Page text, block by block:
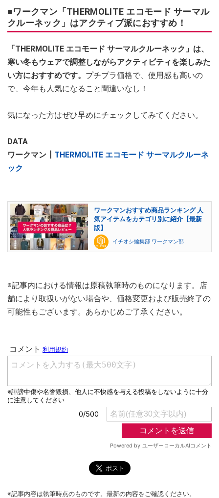
■ワークマン「THERMOLITE エコモード サーマル
クルーネック」はアクティブ派におすすめ！
「THERMOLITE エコモード サーマルクルーネック」は、
寒い冬もウェアで調整しながらアクティビティを楽しみた
い方におすすめです。 プチプラ価格で、使用感も高いの
で、今年も人気になること間違いなし！
気になった方はぜひ早めにチェックしてみてください。
DATA
ワークマン┃ THERMOLITE エコモード サーマルクルーネ
ック
ワークマンおすすめ商品ランキング 人
気アイテムをカテゴリ別に紹介【最新
版】
イチオシ編集部 ワークマン部
※記事内における情報は原稿執筆時のものになります。店
舗により取扱いがない場合や、価格変更および販売終了の
可能性もございます。あらかじめご了承ください。
※記事内容は執筆時点のものです。最新の内容をご確認ください。